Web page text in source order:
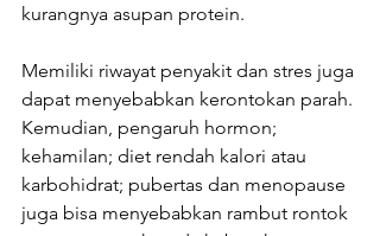
kurangnya asupan protein.
Memiliki riwayat penyakit dan stres juga
dapat menyebabkan kerontokan parah.
Kemudian, pengaruh hormon;
kehamilan; diet rendah kalori atau
karbohidrat; pubertas dan menopause
juga bisa menyebabkan rambut rontok